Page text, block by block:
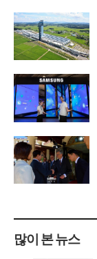
많이 본 뉴스